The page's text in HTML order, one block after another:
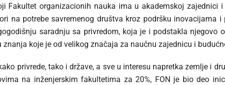
Fakultet organizacionih nauka ima u akademskoj zajednici
na potrebe savremenog društva kroz podršku inovacijama i
saradnju sa privredom, koja je i podstakla njegovo
koje je od velikog značaja za naučnu zajednicu i
privrede, tako i države, a sve u interesu napretka zemlje i
na inženjerskim fakultetima za 20%, FON je bio deo